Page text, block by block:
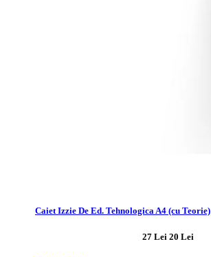
Caiet Izzie De Ed. Tehnologica A4 (cu Teorie)
27 Lei 20 Lei